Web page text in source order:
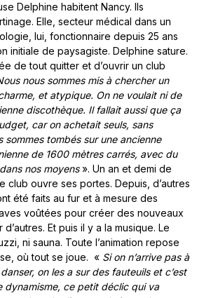
Delphine habitent Nancy. Ils
Elle, secteur médical dans un
lui, fonctionnaire depuis 25 ans
initiale de paysagiste. Delphine sature.
de tout quitter et d’ouvrir un club
nous sommes mis à chercher un
et atypique. On ne voulait ni de
discothèque. Il fallait aussi que ça
car on achetait seuls, sans
sommes tombés sur une ancienne
de 1600 mètres carrés, avec du
nos moyens». Un an et demi de
club ouvre ses portes. Depuis, d’autres
été faits au fur et à mesure des
voûtées pour créer des nouveaux
Et puis il y a la musique. Le
ni sauna. Toute l’animation repose
où tout se joue. « Si on n’arrive pas à
on les a sur des fauteuils et c’est
dynamisme, ce petit déclic qui va